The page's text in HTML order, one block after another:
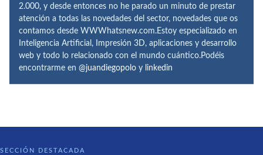
2.000, y desde entonces no he parado un minuto de prestar
atención a todas las novedades del sector, novedades que os
contamos desde WWWhatsnew.com.Estoy especializado en
Inteligencia Artificial, Impresión 3D, aplicaciones y desarrollo
web y todo lo relacionado con el mundo cuántico.Podéis
encontrarme en @juandiegopolo y linkedin
SECCIÓN DESTACADA